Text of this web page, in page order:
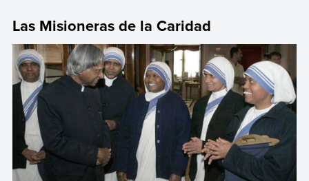
Las Misioneras de la Caridad